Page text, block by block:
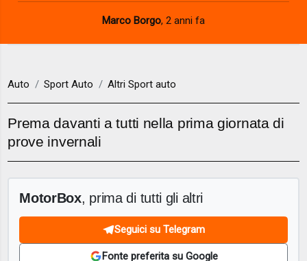
Marco Borgo, 2 anni fa
Auto Sport Auto Altri Sport auto
Prema davanti a tutti nella prima giornata di
prove invernali
MotorBox, prima di tutti gli altri
Seguici su Telegram
Fonte preferita su Google